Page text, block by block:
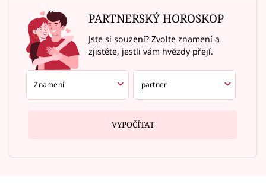
PARTNERSKÝ HOROSKOP
Jste si souzení? Zvolte znamení a
zjistěte, jestli vám hvězdy přejí.
VYPOČÍTAT